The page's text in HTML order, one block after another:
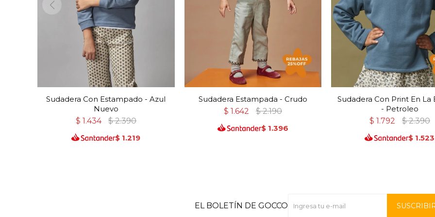
Sudadera Con Estampado - Azul
Nuevo
$ 1.434 $ 2.390
$ 1.219
Sudadera Estampada - Crudo
$ 1.642 $ 2.190
$ 1.396
Sudadera Con Print En La
- Petroleo
$ 1.792 $ 2.390
$ 1.523
EL BOLETÍN DE GOCCO